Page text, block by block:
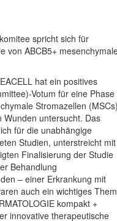
spricht sich für
von ABCB5+
hat ein positives
Votum für eine Phase
Stromazellen
untersucht. Das
für die unabhängige
Studien, unterstreicht mit
Finalisierung der Studie
Behandlung
– einer Erkrankung mit
auch ein wichtiges
kompakt +
innovative therapeutische